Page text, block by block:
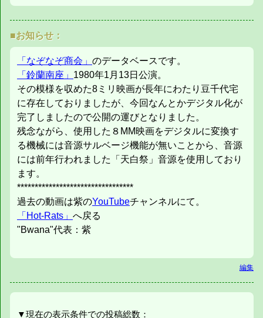
■お知らせ：
「なぞなぞ商会」 のデータベースです。
「鈴蘭南座」 1980年1月13日公演。
その模様を収めた8ミリ映画が長年にわたり豆千代宅
に存在しておりましたが、今回なんとかデジタル化が
完了しましたので公開の運びとなりました。
残念ながら、使用した８MM映画をデジタルに変換す
る機械には音源サルベージ機能が無いことから、音源
には前年行われました「天白祭」音源を使用しており
ます。
*********************************
過去の動画は紫のYouTubeチャンネルにて。
「Hot-Rats」 へ戻る
"Bwana"代表：紫
編集
▼現在の表示条件での投稿総数：